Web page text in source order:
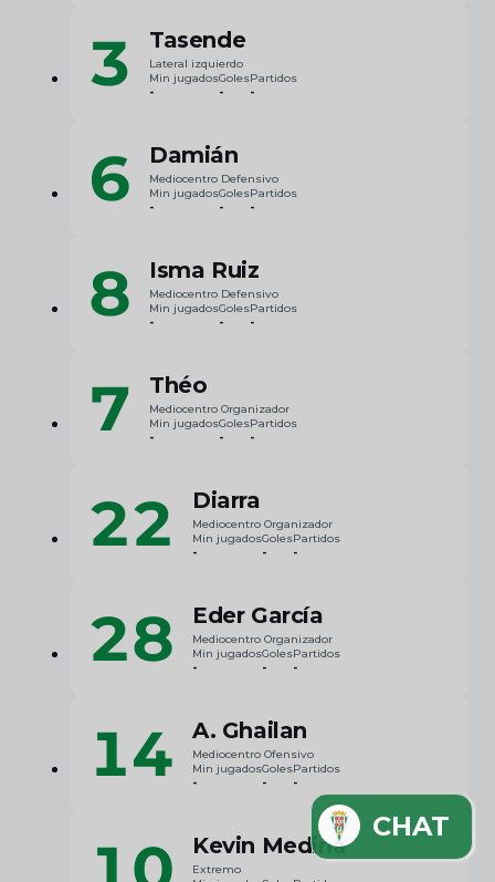
3 Tasende
Lateral izquierdo
Min jugados
-
Goles
-
Partidos
-
6 Damián
Mediocentro Defensivo
Min jugados
-
Goles
-
Partidos
-
8 Isma Ruiz
Mediocentro Defensivo
Min jugados
-
Goles
-
Partidos
-
7 Théo
Mediocentro Organizador
Min jugados
-
Goles
-
Partidos
-
22 Diarra
Mediocentro Organizador
Min jugados
-
Goles
-
Partidos
-
28 Eder García
Mediocentro Organizador
Min jugados
-
Goles
-
Partidos
-
14 A. Ghailan
Mediocentro Ofensivo
Min jugados
-
Goles
-
Partidos
-
Kevin Medina
Extremo
CHAT